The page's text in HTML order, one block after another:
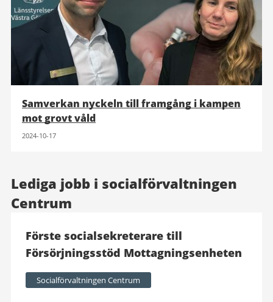
Samverkan nyckeln till framgång i kampen
mot grovt våld
2024-10-17
Lediga jobb i socialförvaltningen
Centrum
Förste socialsekreterare till
Försörjningsstöd Mottagningsenheten
Socialförvaltningen Centrum